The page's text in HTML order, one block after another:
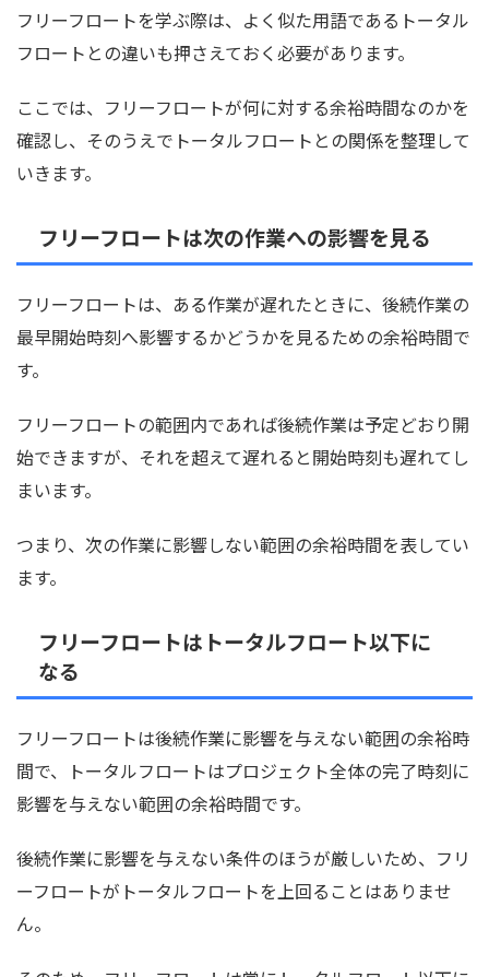
フリーフロートを学ぶ際は、よく似た用語であるトータル
フロートとの違いも押さえておく必要があります。
ここでは、フリーフロートが何に対する余裕時間なのかを
確認し、そのうえでトータルフロートとの関係を整理して
いきます。
フリーフロートは次の作業への影響を見る
フリーフロートは、ある作業が遅れたときに、後続作業の
最早開始時刻へ影響するかどうかを見るための余裕時間で
す。
フリーフロートの範囲内であれば後続作業は予定どおり開
始できますが、それを超えて遅れると開始時刻も遅れてし
まいます。
つまり、次の作業に影響しない範囲の余裕時間を表してい
ます。
フリーフロートはトータルフロート以下に
なる
フリーフロートは後続作業に影響を与えない範囲の余裕時
間で、トータルフロートはプロジェクト全体の完了時刻に
影響を与えない範囲の余裕時間です。
後続作業に影響を与えない条件のほうが厳しいため、フリ
ーフロートがトータルフロートを上回ることはありませ
ん。